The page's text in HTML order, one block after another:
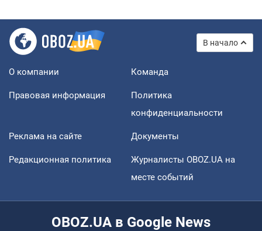
В начало
О компании Команда
Правовая информация
Политика
конфиденциальности
Реклама на сайте Документы
Редакционная политика
Журналисты OBOZ.UA на
месте событий
OBOZ.UA в Google News